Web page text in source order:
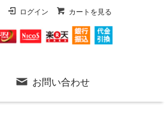
ログイン カートを見る
お問い合わせ